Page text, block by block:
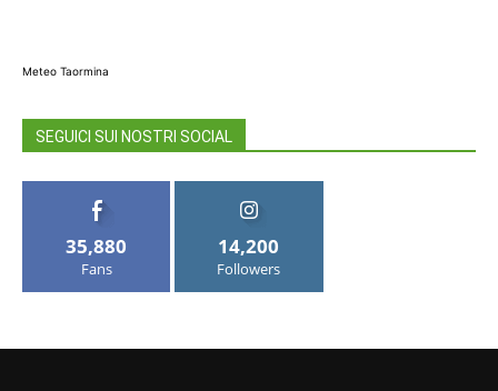
Meteo Taormina
SEGUICI SUI NOSTRI SOCIAL
35,880
Fans
14,200
Followers